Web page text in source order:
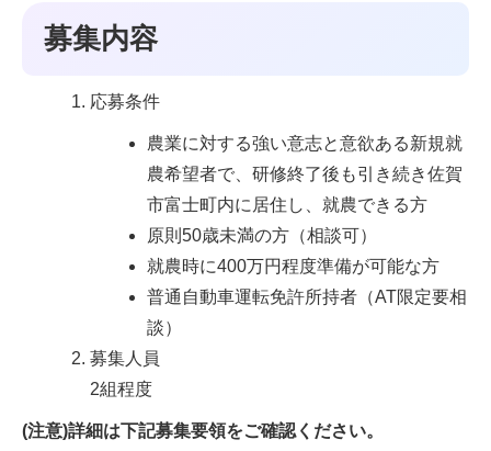
募集内容
応募条件
農業に対する強い意志と意欲ある新規就
農希望者で、研修終了後も引き続き佐賀
市富士町内に居住し、就農できる方
原則50歳未満の方（相談可）
就農時に400万円程度準備が可能な方
普通自動車運転免許所持者（AT限定要相
談）
募集人員
2組程度
(注意)詳細は下記募集要領をご確認ください。